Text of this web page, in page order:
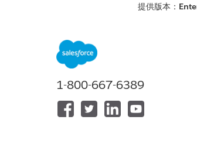
提供版本：
透過
件相關的資
示或里程碑
透過遠端鎖
車門的遠端
傳送訊息或
級、個案更
根據車載資
售和服務工
1-800-667-6389